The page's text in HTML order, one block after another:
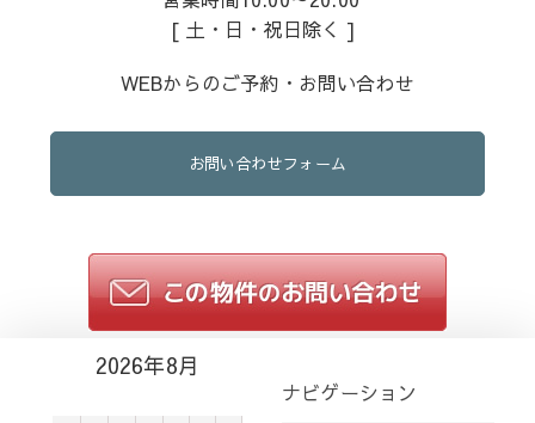
[ 土・日・祝日除く ]
WEBからのご予約・お問い合わせ
お問い合わせフォーム
2026年8月
ナビゲーション